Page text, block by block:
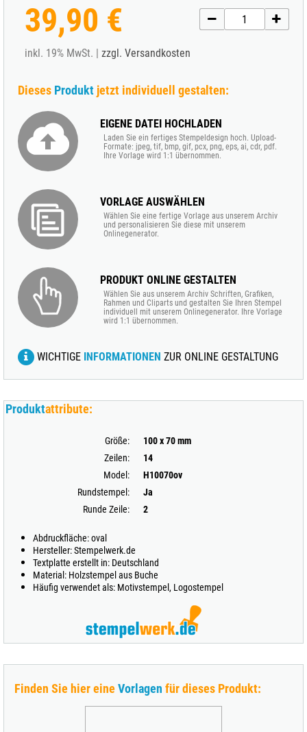
39,90 €
inkl. 19% MwSt. | zzgl. Versandkosten
Dieses Produkt jetzt individuell gestalten:
EIGENE DATEI HOCHLADEN
Laden Sie ein fertiges Stempeldesign hoch. Upload-
Formate: jpeg, tif, bmp, gif, pcx, png, eps, ai, cdr, pdf.
Ihre Vorlage wird 1:1 übernommen.
VORLAGE AUSWÄHLEN
Wählen Sie eine fertige Vorlage aus unserem Archiv
und personalisieren Sie diese mit unserem
Onlinegenerator.
PRODUKT ONLINE GESTALTEN
Wählen Sie aus unserem Archiv Schriften, Grafiken,
Rahmen und Cliparts und gestalten Sie Ihren Stempel
individuell mit unserem Onlinegenerator. Ihre Vorlage
wird 1:1 übernommen.
WICHTIGE INFORMATIONEN ZUR ONLINE GESTALTUNG
Produktattribute:
Größe:
100 x 70 mm
Zeilen:
14
Model:
H10070ov
Rundstempel:
Ja
Runde Zeile:
2
Abdruckfläche: oval
Hersteller: Stempelwerk.de
Textplatte erstellt in: Deutschland
Material: Holzstempel aus Buche
Häufig verwendet als: Motivstempel, Logostempel
Finden Sie hier eineVorlagen für dieses Produkt: